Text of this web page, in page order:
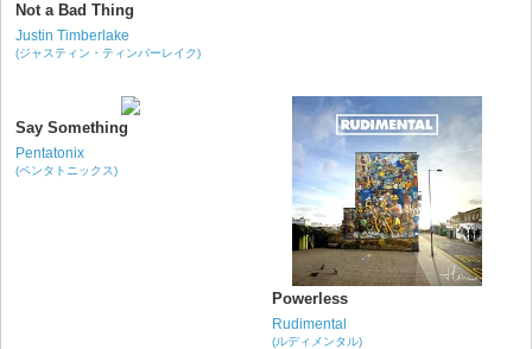
Not a Bad Thing
Justin Timberlake
(ジャスティン・ティンバーレイク)
Say Something
Pentatonix
(ペンタトニックス)
Powerless
Rudimental
(ルディメンタル)